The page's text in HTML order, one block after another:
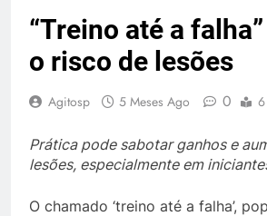
“Treino até a
o risco de lesões
Agitosp 5 Meses Ago 0
Prática pode sabotar ganhos e
lesões, especialmente em
O chamado ‘treino até a falha’,